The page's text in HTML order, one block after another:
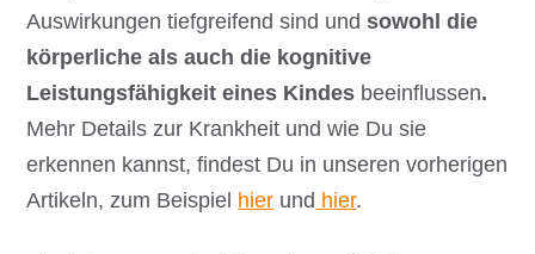
Auswirkungen tiefgreifend sind undsowohl die
körperliche als auch die kognitive
Leistungsfähigkeit eines Kindes beeinflussen.
Mehr Details zur Krankheit und wie Du sie
erkennen kannst, findest Du in unseren vorherigen
Artikeln, zum Beispiel hier und hier.